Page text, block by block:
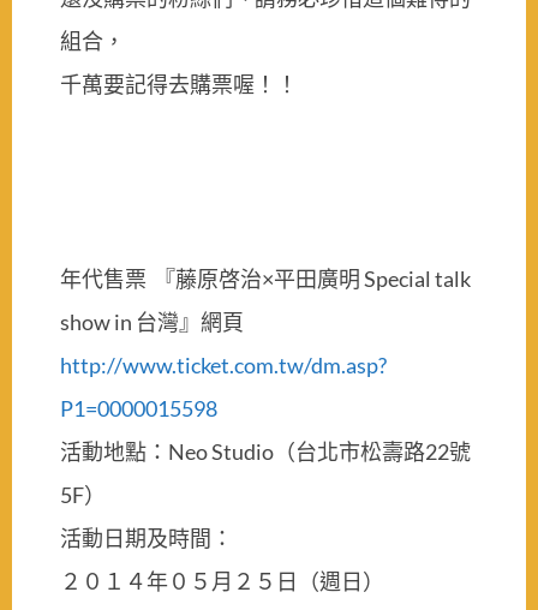
組合，
千萬要記得去購票喔！！
年代售票 『藤原啓治×平田廣明 Special talk
show in 台灣』網頁
http://www.ticket.com.tw/dm.asp?
P1=0000015598
活動地點：Neo Studio（台北市松壽路22號
5F）
活動日期及時間：
２０１４年０５月２５日（週日）